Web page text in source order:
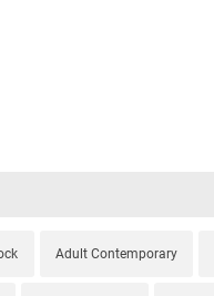
Adult Contemporary